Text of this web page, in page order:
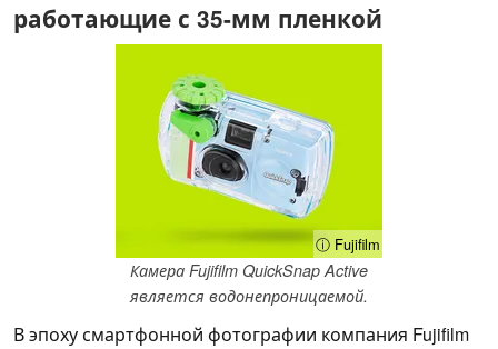
работающие с 35-мм пленкой
ⓘ Fujifilm
Камера Fujifilm QuickSnap Active
является водонепроницаемой.
В эпоху смартфонной фотографии компания Fujifilm